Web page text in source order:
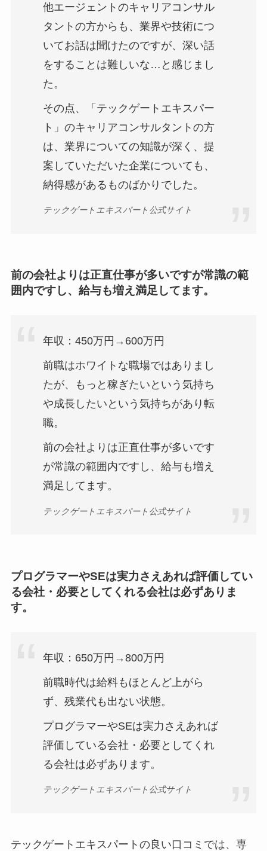
他エージェントのキャリアコンサル
タントの方からも、業界や技術につ
いてお話は聞けたのですが、深い話
をすることは難しいな…と感じまし
た。
その点、「テックゲートエキスパー
ト」のキャリアコンサルタントの方
は、業界についての知識が深く、提
案していただいた企業についても、
納得感があるものばかりでした。
テックゲートエキスパート公式サイト
前の会社よりは正直仕事が多いですが常識の範
囲内ですし、給与も増え満足してます。
年収：450万円→600万円
前職はホワイトな職場ではありまし
たが、もっと稼ぎたいという気持ち
や成長したいという気持ちがあり転
職。
前の会社よりは正直仕事が多いです
が常識の範囲内ですし、給与も増え
満足してます。
テックゲートエキスパート公式サイト
プログラマーやSEは実力さえあれば評価してい
る会社・必要としてくれる会社は必ずありま
す。
年収：650万円→800万円
前職時代は給料もほとんど上がら
ず、残業代も出ない状態。
プログラマーやSEは実力さえあれば
評価している会社・必要としてくれ
る会社は必ずあります。
テックゲートエキスパート公式サイト
テックゲートエキスパートの良い口コミでは、専